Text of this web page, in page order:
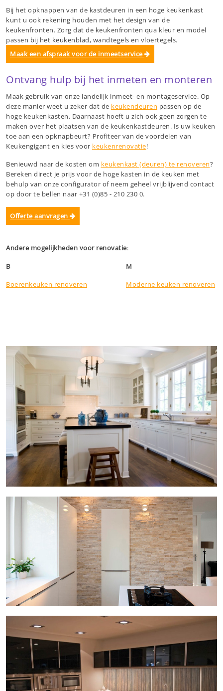
Bij het opknappen van de kastdeuren in een hoge keukenkast
kunt u ook rekening houden met het design van de
keukenfronten. Zorg dat de keukenfronten qua kleur en model
passen bij het keukenblad, wandtegels en vloertegels.
Maak een afspraak voor de inmeetservice
Ontvang hulp bij het inmeten en monteren
Maak gebruik van onze landelijk inmeet- en montageservice. Op
deze manier weet u zeker dat de keukendeuren passen op de
hoge keukenkasten. Daarnaast hoeft u zich ook geen zorgen te
maken over het plaatsen van de keukenkastdeuren. Is uw keuken
toe aan een opknapbeurt? Profiteer van de voordelen van
Keukengigant en kies voor keukenrenovatie!
Benieuwd naar de kosten om keukenkast (deuren) te renoveren?
Bereken direct je prijs voor de hoge kasten in de keuken met
behulp van onze configurator of neem geheel vrijblijvend contact
op door te bellen naar +31 (0)85 - 210 230 0.
Offerte aanvragen
Andere mogelijkheden voor renovatie:
B
Boerenkeuken renoveren
M
Moderne keuken renoveren